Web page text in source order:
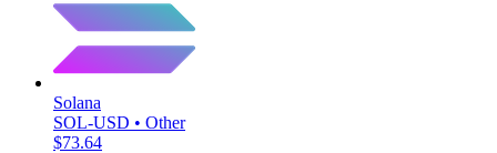
Solana
SOL-USD • Other
$73.64